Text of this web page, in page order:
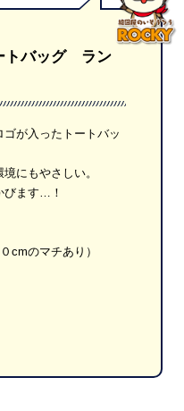
トバッグ ラン
が入ったトートバッ
にもやさしい。
びます…！
cmのマチあり）